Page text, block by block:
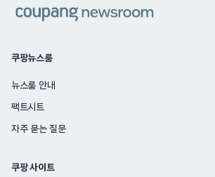
쿠팡뉴스룸
뉴스룸 안내
팩트시트
자주 묻는 질문
쿠팡 사이트